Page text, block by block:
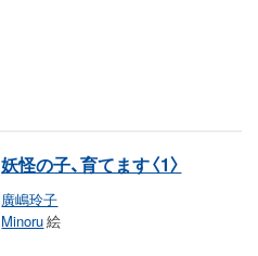
妖怪の子、育てます〈1〉
廣嶋玲子
Minoru絵